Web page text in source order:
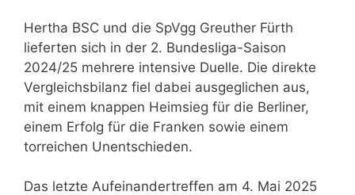
Hertha BSC und die SpVgg Greuther Fürth
lieferten sich in der 2. Bundesliga-Saison
2024/25 mehrere intensive Duelle. Die direkte
Vergleichsbilanz fiel dabei ausgeglichen aus,
mit einem knappen Heimsieg für die Berliner,
einem Erfolg für die Franken sowie einem
torreichen Unentschieden.
Das letzte Aufeinandertreffen am 4. Mai 2025